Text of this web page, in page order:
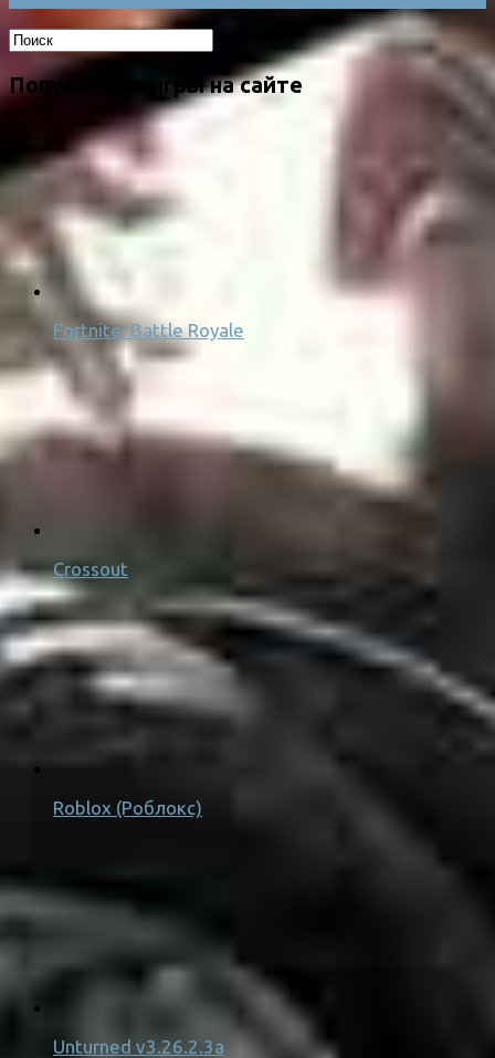
Популярные игры на сайте
Fortnite: Battle Royale
Crossout
Roblox (Роблокс)
Unturned v3.26.2.3a